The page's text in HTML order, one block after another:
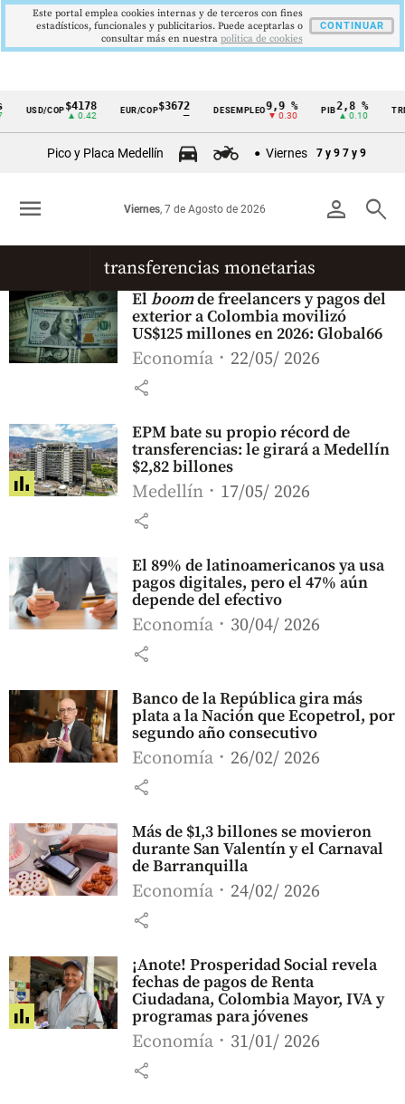
Cintillo
Colombia
USD/COP$4178
▲ 0.42
EUR/COP$3672
—
DESEMPLEO9,9 %
▼ 0.30
PIB 2,8 %
▲ 0.10
TRM
Pico y Placa Medellín Viernes 7 y 9 7 y 9
person search
Viernes, 7 de Agosto de 2026
menu
transferencias monetarias
Elboomde freelancers y pagos del
exterior a Colombia movilizó
US$125 millones en 2026: Global66
Economía 22/05/ 2026
share
EPM bate su propio récord de
transferencias: le girará a Medellín
$2,82 billones
Medellín 17/05/ 2026
share
El 89% de latinoamericanos ya usa
pagos digitales, pero el 47% aún
depende del efectivo
Economía 30/04/ 2026
share
Banco de la República gira más
plata a la Nación que Ecopetrol, por
segundo año consecutivo
Economía 26/02/ 2026
share
Más de $1,3 billones se movieron
durante San Valentín y el Carnaval
de Barranquilla
Economía 24/02/ 2026
share
¡Anote! Prosperidad Social revela
fechas de pagos de Renta
Ciudadana, Colombia Mayor, IVA y
programas para jóvenes
Economía 31/01/ 2026
share
Este portal emplea cookies internas y de terceros con fines
estadísticos, funcionales y publicitarios. Puede aceptarlas o
consultar más en nuestra politica de cookies
CONTINUAR